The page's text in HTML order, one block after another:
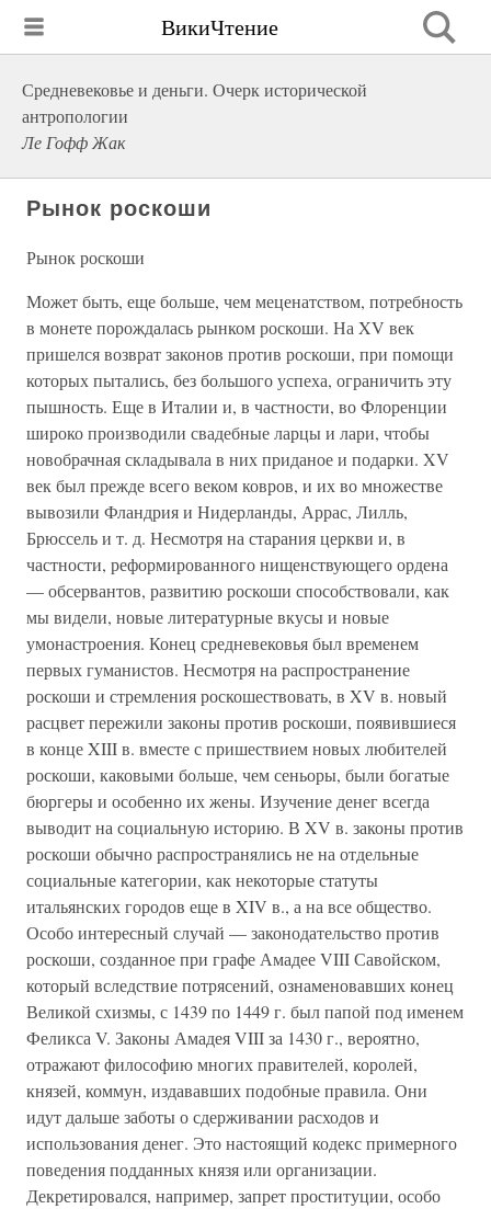
ВикиЧтение
Средневековье и деньги. Очерк исторической
антропологии
Ле Гофф Жак
Рынок роскоши
Рынок роскоши
Может быть, еще больше, чем меценатством, потребность
в монете порождалась рынком роскоши. На XV век
пришелся возврат законов против роскоши, при помощи
которых пытались, без большого успеха, ограничить эту
пышность. Еще в Италии и, в частности, во Флоренции
широко производили свадебные ларцы и лари, чтобы
новобрачная складывала в них приданое и подарки. XV
век был прежде всего веком ковров, и их во множестве
вывозили Фландрия и Нидерланды, Аррас, Лилль,
Брюссель и т. д. Несмотря на старания церкви и, в
частности, реформированного нищенствующего ордена
— обсервантов, развитию роскоши способствовали, как
мы видели, новые литературные вкусы и новые
умонастроения. Конец средневековья был временем
первых гуманистов. Несмотря на распространение
роскоши и стремления роскошествовать, в XV в. новый
расцвет пережили законы против роскоши, появившиеся
в конце XIII в. вместе с пришествием новых любителей
роскоши, каковыми больше, чем сеньоры, были богатые
бюргеры и особенно их жены. Изучение денег всегда
выводит на социальную историю. В XV в. законы против
роскоши обычно распространялись не на отдельные
социальные категории, как некоторые статуты
итальянских городов еще в XIV в., а на все общество.
Особо интересный случай — законодательство против
роскоши, созданное при графе Амадее VIII Савойском,
который вследствие потрясений, ознаменовавших конец
Великой схизмы, с 1439 по 1449 г. был папой под именем
Феликса V. Законы Амадея VIII за 1430 г., вероятно,
отражают философию многих правителей, королей,
князей, коммун, издававших подобные правила. Они
идут дальше заботы о сдерживании расходов и
использования денег. Это настоящий кодекс примерного
поведения подданных князя или организации.
Декретировался, например, запрет проституции, особо